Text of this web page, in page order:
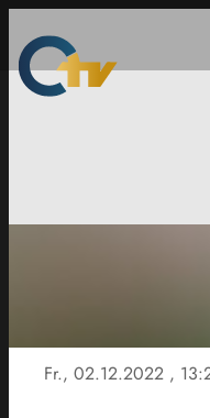
Fr., 02.12.2022 ,